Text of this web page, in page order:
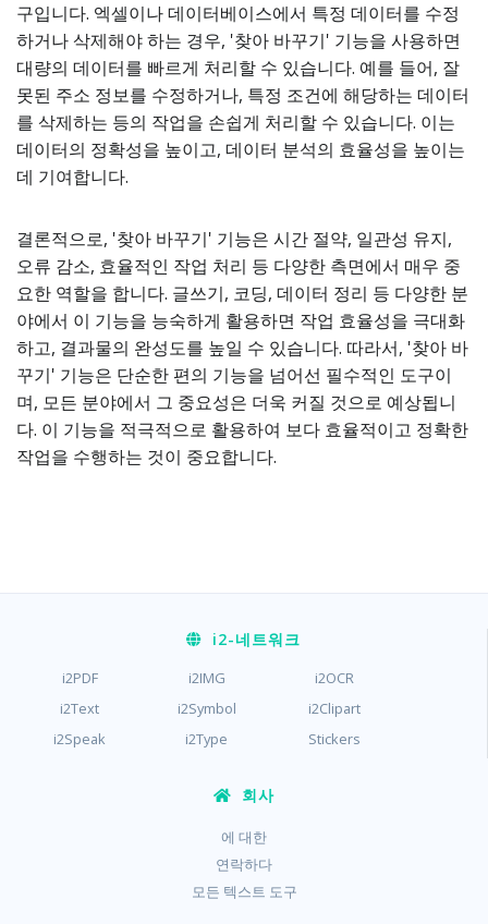
구입니다. 엑셀이나 데이터베이스에서 특정 데이터를 수정
하거나 삭제해야 하는 경우, '찾아 바꾸기' 기능을 사용하면
대량의 데이터를 빠르게 처리할 수 있습니다. 예를 들어, 잘
못된 주소 정보를 수정하거나, 특정 조건에 해당하는 데이터
를 삭제하는 등의 작업을 손쉽게 처리할 수 있습니다. 이는
데이터의 정확성을 높이고, 데이터 분석의 효율성을 높이는
데 기여합니다.
결론적으로, '찾아 바꾸기' 기능은 시간 절약, 일관성 유지,
오류 감소, 효율적인 작업 처리 등 다양한 측면에서 매우 중
요한 역할을 합니다. 글쓰기, 코딩, 데이터 정리 등 다양한 분
야에서 이 기능을 능숙하게 활용하면 작업 효율성을 극대화
하고, 결과물의 완성도를 높일 수 있습니다. 따라서, '찾아 바
꾸기' 기능은 단순한 편의 기능을 넘어선 필수적인 도구이
며, 모든 분야에서 그 중요성은 더욱 커질 것으로 예상됩니
다. 이 기능을 적극적으로 활용하여 보다 효율적이고 정확한
작업을 수행하는 것이 중요합니다.
i2-네트워크
i2PDF i2IMG
i2OCR
i2Text
i2Symbol
i2Clipart
i2Speak
i2Type Stickers
회사
에 대한
연락하다
모든 텍스트 도구